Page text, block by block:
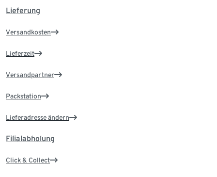
Lieferung
Versandkosten
Lieferzeit
Versandpartner
Packstation
Lieferadresse ändern
Filialabholung
Click & Collect